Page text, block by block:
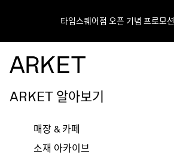
타임스퀘어점 오픈 기념 프로모션
ARKET 알아보기
매장 & 카페
소재 아카이브